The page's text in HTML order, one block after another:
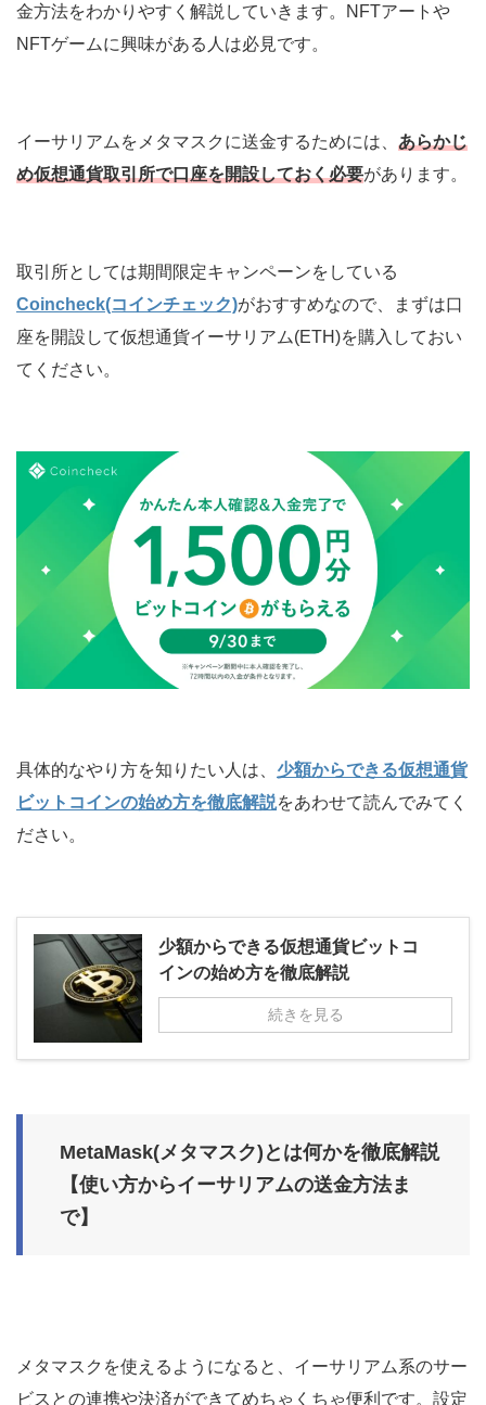
金方法をわかりやすく解説していきます。NFTアートや
NFTゲームに興味がある人は必見です。
イーサリアムをメタマスクに送金するためには、 あらかじ
め仮想通貨取引所で口座を開設しておく必要があります。
取引所としては期間限定キャンペーンをしている
Coincheck(コインチェック)がおすすめなので、まずは口
座を開設して仮想通貨イーサリアム(ETH)を購入しておい
てください。
具体的なやり方を知りたい人は、 少額からできる仮想通貨
ビットコインの始め方を徹底解説をあわせて読んでみてく
ださい。
少額からできる仮想通貨ビットコ
インの始め方を徹底解説
続きを見る
MetaMask(メタマスク)とは何かを徹底解説
【使い方からイーサリアムの送金方法ま
で】
メタマスクを使えるようになると、イーサリアム系のサー
ビスとの連携や決済ができてめちゃくちゃ便利です。設定